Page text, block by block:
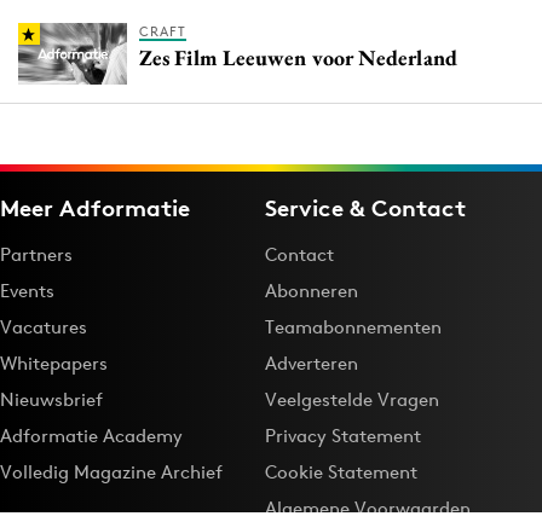
CRAFT
Zes Film Leeuwen voor Nederland
Meer Adformatie
Partners
Events
Vacatures
Whitepapers
Nieuwsbrief
Adformatie Academy
Volledig Magazine Archief
Service & Contact
Contact
Abonneren
Teamabonnementen
Adverteren
Veelgestelde Vragen
Privacy Statement
Cookie Statement
Algemene Voorwaarden